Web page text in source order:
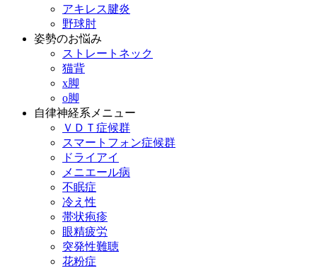
アキレス腱炎
野球肘
姿勢のお悩み
ストレートネック
猫背
x脚
o脚
自律神経系メニュー
ＶＤＴ症候群
スマートフォン症候群
ドライアイ
メニエール病
不眠症
冷え性
帯状疱疹
眼精疲労
突発性難聴
花粉症